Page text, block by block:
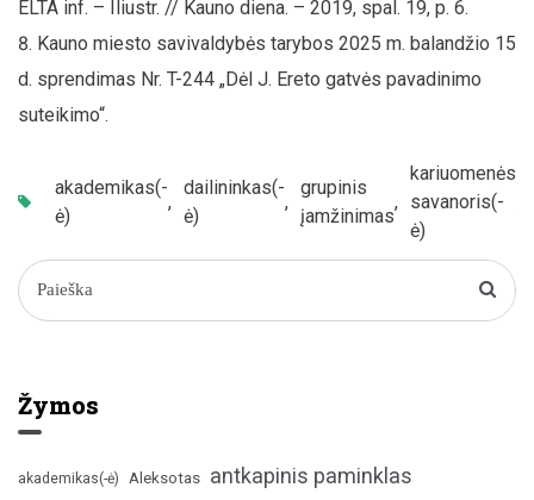
ELTA inf. – Iliustr. // Kauno diena. – 2019, spal. 19, p. 6.
Kauno miesto savivaldybės tarybos 2025 m. balandžio 15
d. sprendimas Nr. T-244 „Dėl J. Ereto gatvės pavadinimo
suteikimo“.
akademikas(-
ė)
,
dailininkas(-
ė)
,
grupinis
įamžinimas
,
kariuomenės
savanoris(-
ė)
Žymos
akademikas(-ė) Aleksotas antkapinis paminklas